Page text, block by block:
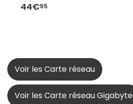
44€95
Voir les Carte réseau
Voir les Carte réseau Gigabyte